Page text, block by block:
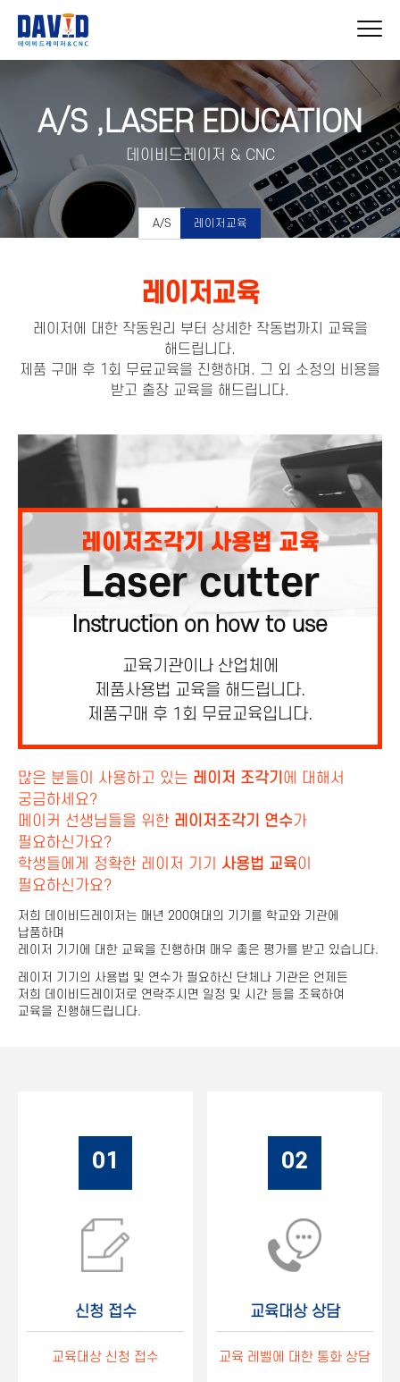
A/S ,LASER EDUCATION
데이비드레이저 & CNC
A/S 레이저교육
레이저교육
레이저에 대한 작동원리 부터 상세한 작동법까지 교육을
해드립니다.
제품 구매 후 1회 무료교육을 진행하며. 그 외 소정의 비용을
받고 출장 교육을 해드립니다.
레이저조각기 사용법 교육
Laser cutter
Instruction on how to use
교육기관이나 산업체에
제품사용법 교육을 해드립니다.
제품구매 후 1회 무료교육입니다.
많은 분들이 사용하고 있는 레이저 조각기 에 대해서
궁금하세요?
메이커 선생님들을 위한 레이저조각기 연수가
필요하신가요?
학생들에게 정확한 레이저 기기 사용법 교육이
필요하신가요?
저희 데이비드레이저는 매년 200여대의 기기를 학교와 기관에
납품하며
레이저 기기에 대한 교육을 진행하며 매우 좋은 평가를 받고 있습니다.
레이저 기기의 사용법 및 연수가 필요하신 단체나 기관은 언제든
저희 데이비드레이저로 연락주시면 일정 및 시간 등을 조육하여
교육을 진행해드립니다.
01
신청 접수
교육대상 신청 접수
02
교육대상 상담
교육 레벨에 대한 통화 상담